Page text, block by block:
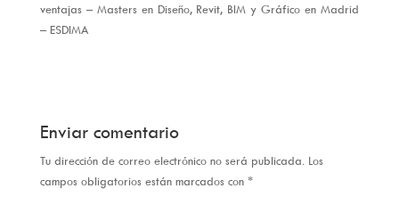
ventajas – Masters en Diseño, Revit, BIM y Gráfico en Madrid
– ESDIMA
Enviar comentario
Tu dirección de correo electrónico no será publicada. Los
campos obligatorios están marcados con *